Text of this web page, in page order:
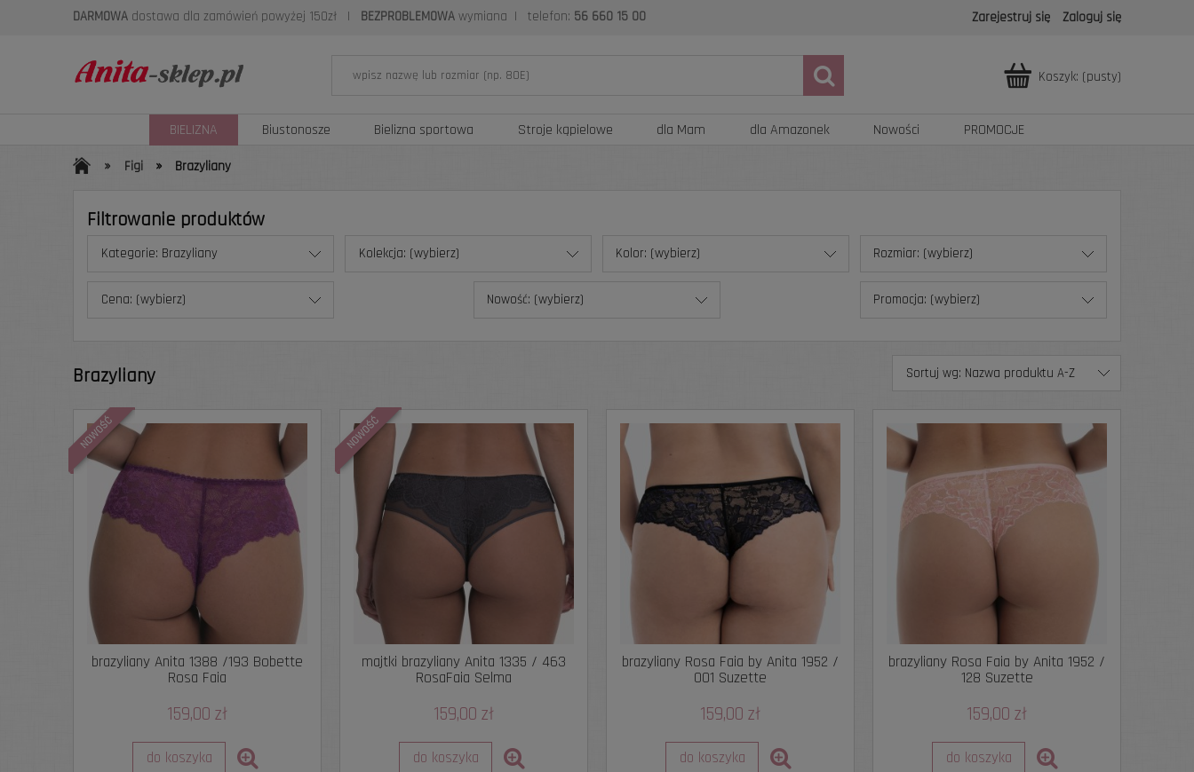
DARMOWA dostawa dla zamówień powyżej 150zł | BEZPROBLEMOWA wymiana | telefon: 56 660 15 00 Zarejestruj się Zaloguj się
Koszyk: (pusty)
BIELIZNA Biustonosze Bielizna sportowa Stroje kąpielowe dla Mam dla Amazonek Nowości PROMOCJE
» Figi » Brazyliany
Filtrowanie produktów
Kategorie: Brazyliany Kolekcja: (wybierz) Kolor: (wybierz) Rozmiar: (wybierz)
Cena: (wybierz) Nowość: (wybierz) Promocja: (wybierz)
Brazyliany Sortuj wg: Nazwa produktu A-Z
brazyliany Anita 1388 /193 Bobette
Rosa Faia
159,00 zł
do koszyka
NOWOŚĆ
majtki brazyliany Anita 1335 / 463
RosaFaia Selma
159,00 zł
do koszyka
NOWOŚĆ
brazyliany Rosa Faia by Anita 1952 /
001 Suzette
159,00 zł
do koszyka
brazyliany Rosa Faia by Anita 1952 /
128 Suzette
159,00 zł
do koszyka